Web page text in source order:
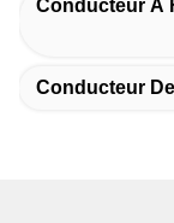
Conducteur À
Conducteur